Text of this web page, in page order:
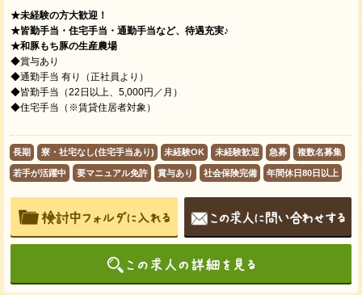
★未経験の方大歓迎！
★皆勤手当・住宅手当・通勤手当など、待遇充実♪
★和豚もち豚の生産農場
◆賞与あり
◆通勤手当 有り（正社員より）
◆皆勤手当（22日以上、5,000円／月）
◆住宅手当（※賃貸住居者対象）
長期 寮・社宅なし(住宅手当あり) 未経験OK 未経験歓迎 急募 複数名募集
若手が活躍中 要マニュアル免許 賞与あり 社会保険完備 年間休日80日以上